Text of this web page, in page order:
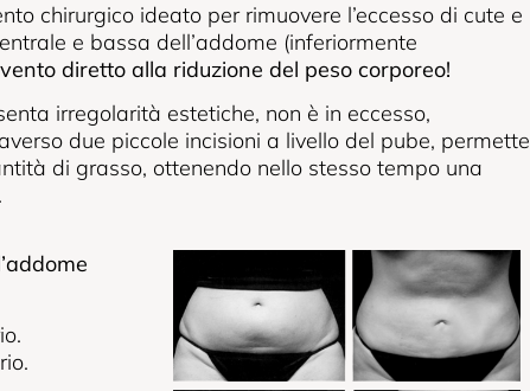
chirurgico ideato per rimuovere l’eccesso di cute e
e bassa dell’addome (inferiormente
diretto alla riduzione del peso corporeo!
irregolarità estetiche, non è in eccesso,
due piccole incisioni a livello del pube, permette
di grasso, ottenendo nello stesso tempo una